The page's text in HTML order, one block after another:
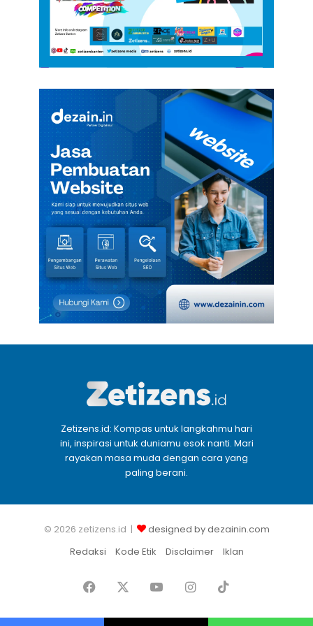
Zetizens.id: Kompas untuk langkahmu hari
ini, inspirasi untuk duniamu esok nanti. Mari
rayakan masa muda dengan cara yang
paling berani.
© 2026 zetizens.id |
designed by dezainin.com
Redaksi
Kode Etik Disclaimer Iklan
Facebook YouTubeInstagram